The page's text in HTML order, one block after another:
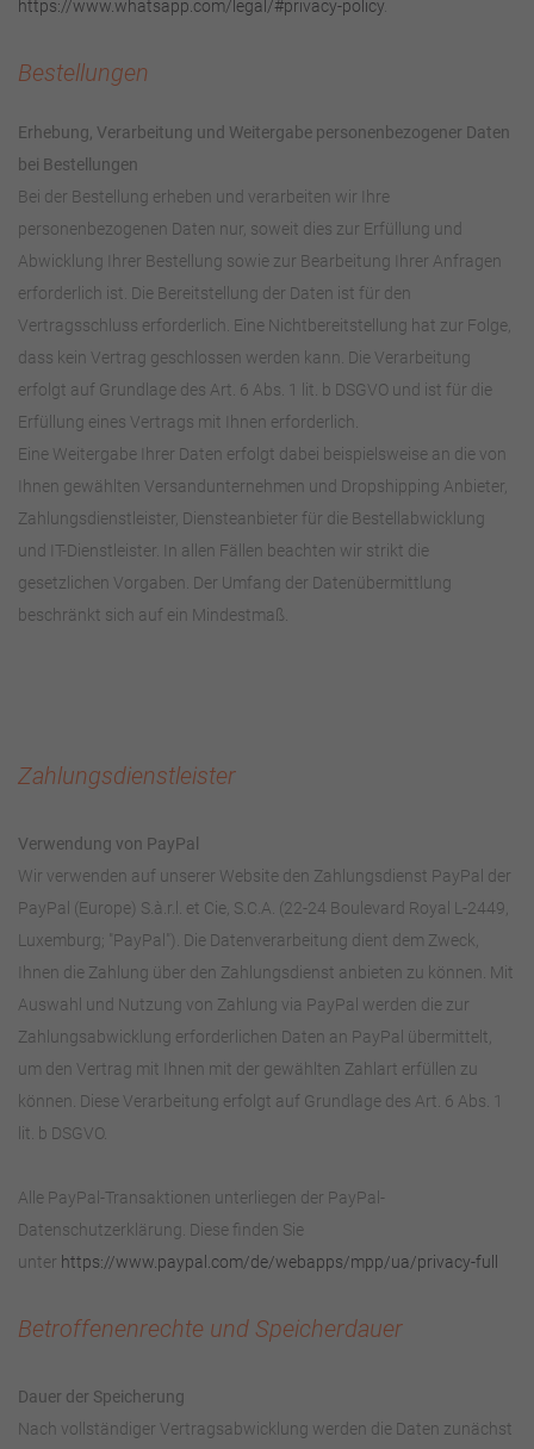
https://www.whatsapp.com/legal/#privacy-policy
Bestellungen
Erhebung, Verarbeitung und Weitergabe personenbezogener Daten
bei Bestellungen
Bei der Bestellung erheben und verarbeiten wir Ihre
personenbezogenen Daten nur, soweit dies zur Erfüllung und
Abwicklung Ihrer Bestellung sowie zur Bearbeitung Ihrer Anfragen
erforderlich ist. Die Bereitstellung der Daten ist für den
Vertragsschluss erforderlich. Eine Nichtbereitstellung hat zur Folge,
dass kein Vertrag geschlossen werden kann. Die Verarbeitung
erfolgt auf Grundlage des Art. 6 Abs. 1 lit. b DSGVO und ist für die
Erfüllung eines Vertrags mit Ihnen erforderlich.
Eine Weitergabe Ihrer Daten erfolgt dabei beispielsweise an die von
Ihnen gewählten Versandunternehmen und Dropshipping Anbieter,
Zahlungsdienstleister, Diensteanbieter für die Bestellabwicklung
und IT-Dienstleister. In allen Fällen beachten wir strikt die
gesetzlichen Vorgaben. Der Umfang der Datenübermittlung
beschränkt sich auf ein Mindestmaß.
Zahlungsdienstleister
Verwendung von PayPal
Wir verwenden auf unserer Website den Zahlungsdienst PayPal der
PayPal (Europe) S.à.r.l. et Cie, S.C.A. (22-24 Boulevard Royal L-2449,
Luxemburg; "PayPal"). Die Datenverarbeitung dient dem Zweck,
Ihnen die Zahlung über den Zahlungsdienst anbieten zu können. Mit
Auswahl und Nutzung von Zahlung via PayPal werden die zur
Zahlungsabwicklung erforderlichen Daten an PayPal übermittelt,
um den Vertrag mit Ihnen mit der gewählten Zahlart erfüllen zu
können. Diese Verarbeitung erfolgt auf Grundlage des Art. 6 Abs. 1
lit. b DSGVO.
Alle PayPal-Transaktionen unterliegen der PayPal-
Datenschutzerklärung. Diese finden Sie
unter https://www.paypal.com/de/webapps/mpp/ua/privacy-full
Betroffenenrechte und Speicherdauer
Dauer der Speicherung
Nach vollständiger Vertragsabwicklung werden die Daten zunächst